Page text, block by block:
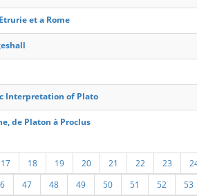
et a Rome
Interpretation of Plato
de Platon à Proclus
17 18 19 20 21 22 23
47 48 49 50 51 52 53